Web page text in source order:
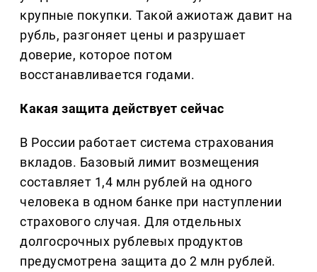
крупные покупки. Такой ажиотаж давит на
рубль, разгоняет цены и разрушает
доверие, которое потом
восстанавливается годами.
Какая защита действует сейчас
В России работает система страхования
вкладов. Базовый лимит возмещения
составляет 1,4 млн рублей на одного
человека в одном банке при наступлении
страхового случая. Для отдельных
долгосрочных рублевых продуктов
предусмотрена защита до 2 млн рублей.